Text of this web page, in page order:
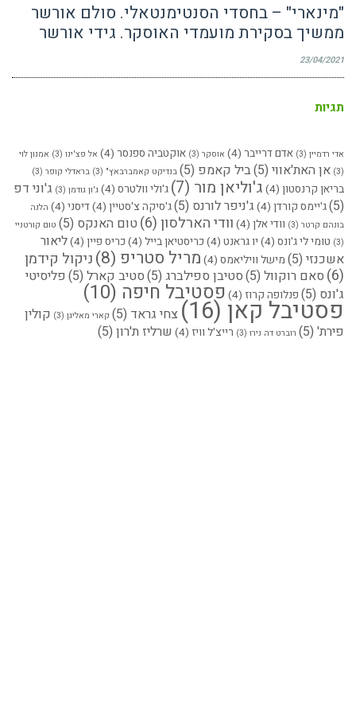
"מינארי" – בחסדי הסנטימנטאלי. סולם אורשר
ממשיך בסקירת מועמדי האוסקר. גידי אורשר
23/04/2021
תגיות
אדי רדמיין (3) אדם דרייבר (4) אוסקר (3) אוקטביה ספנסר (4) אל פצ'ינו (3)
אמנון לוי
(3)
אן האת'אווי (5) ביל קאמפ (5) בנדיקט קאמברבאץ" (3) בראדלי קופר (3)
בריאן קרנסטון (4) ג'וליאן מור (7) ג'ולי וולטרס (4) ג'ון גודמן (3)
ג'וני דפ
(5)
ג'יימס קורדן (4) ג'ניפר לורנס (5) ג'סיקה צ'סטיין (4) דיסני (4)
הלנה
בונהם קרטר (3) וודי אלן (4) וודי הארלסון(6) טום האנקס (5)
טום קורטניי
(3)
טומי לי ג'ונס (4) יו גראנט (4) כריסטיאן בייל (4) כריס פיין (4)
ליאור
אשכנזי (5) מישל וויליאמס (4) מריל סטריפ (8) ניקול קידמן
(6) סאם רוקוול (5) סטיבן ספילברג (5) סטיב קארל (5)
פליסיטי
ג'ונס (5) פנלופה קרוז (4) פסטיבל חיפה (10)
פסטיבל קאן (16) צחי גראד (5) קארי מאליגן (3)
קולין
פירת' (5) רוברט דה נירו (3) רייצ'ל וויז (4) שרליז ת'רון (5)